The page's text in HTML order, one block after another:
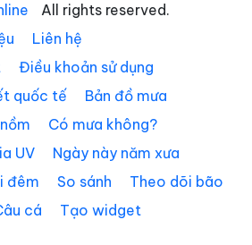
Xã Đức Bình
Xã Ea Bá
Xã Ea Drăng
Xã Ea H’leo
Xã Ea Kiết
All rights reserved.
Liên hệ
Điều khoản sử dụng
quốc tế
Bản đồ mưa
Có mưa không?
UV
Ngày này năm xưa
đêm So sánh
Theo dõi bão
cá
Tạo widget